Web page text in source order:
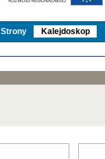
Strony Kalejdoskop